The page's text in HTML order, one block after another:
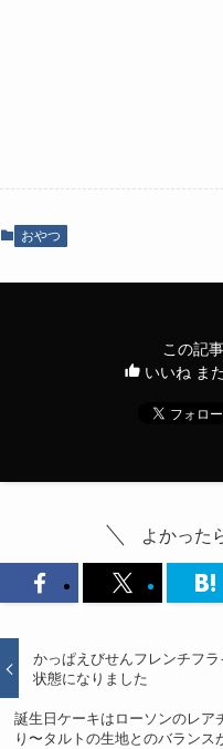
おやつ
この記
いいね ま
よかった
かっぱえびせんフレンチフ
状態になりました
誕生日ケーキはローソンのレア
り〜タルトの生地とのバランス